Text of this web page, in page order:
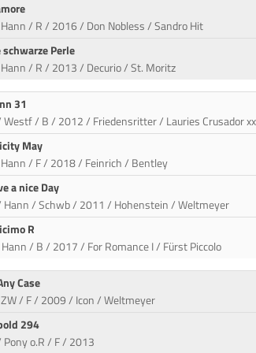
/ R / 2016 / Don Nobless / Sandro Hit
schwarze Perle
/ R / 2013 / Decurio / St. Moritz
31
Westf / B / 2012 / Friedensritter / Lauries Crusador xx
May
/ F / 2018 / Feinrich / Bentley
a nice Day
Hann / Schwb / 2011 / Hohenstein / Weltmeyer
R
/ B / 2017 / For Romance I / Fürst Piccolo
Case
/ F / 2009 / Icon / Weltmeyer
294
Pony o.R / F / 2013